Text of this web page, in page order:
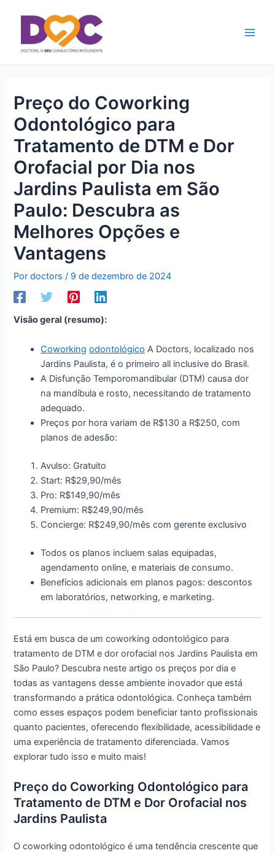
conteúdo
Preço do Coworking
Odontológico para
Tratamento de DTM e Dor
Orofacial por Dia nos
Jardins Paulista em São
Paulo: Descubra as
Melhores Opções e
Vantagens
Pordoctors/ 9 de dezembro de 2024
Visão geral (resumo):
Coworking odontológico A Doctors, localizado nos
Jardins Paulista, é o primeiro all inclusive do Brasil.
A Disfunção Temporomandibular (DTM) causa dor
na mandíbula e rosto, necessitando de tratamento
adequado.
Preços por hora variam de R$130 a R$250, com
planos de adesão:
Avulso: Gratuito
Start: R$29,90/mês
Pro: R$149,90/mês
Premium: R$249,90/mês
Concierge: R$249,90/mês com gerente exclusivo
Todos os planos incluem salas equipadas,
agendamento online, e materiais de consumo.
Benefícios adicionais em planos pagos: descontos
em laboratórios, networking, e marketing.
Está em busca de um coworking odontológico para
tratamento de DTM e dor orofacial nos Jardins Paulista em
São Paulo? Descubra neste artigo os preços por dia e
todas as vantagens desse ambiente inovador que está
transformando a prática odontológica. Conheça também
como esses espaços podem beneficiar tanto profissionais
quanto pacientes, oferecendo flexibilidade, acessibilidade e
uma experiência de tratamento diferenciada. Vamos
explorar tudo isso e muito mais!
Preço do Coworking Odontológico para
Tratamento de DTM e Dor Orofacial nos
Jardins Paulista
O coworking odontológico é uma tendência crescente que